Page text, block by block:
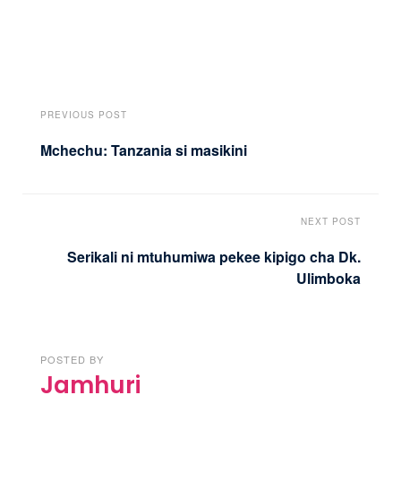
PREVIOUS POST
Mchechu: Tanzania si masikini
NEXT POST
Serikali ni mtuhumiwa pekee kipigo cha Dk.
Ulimboka
POSTED BY
Jamhuri